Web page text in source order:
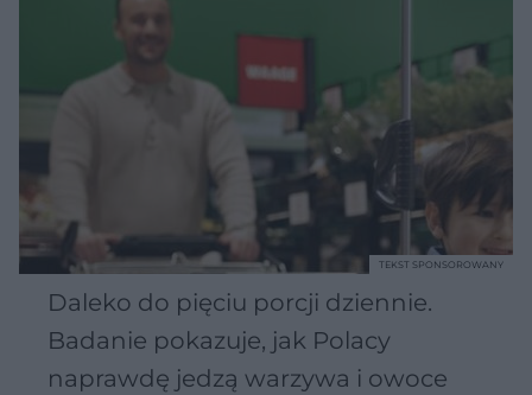
Daleko do pięciu porcji dziennie.
Badanie pokazuje, jak Polacy
naprawdę jedzą warzywa i owoce
TEKST SPONSOROWANY